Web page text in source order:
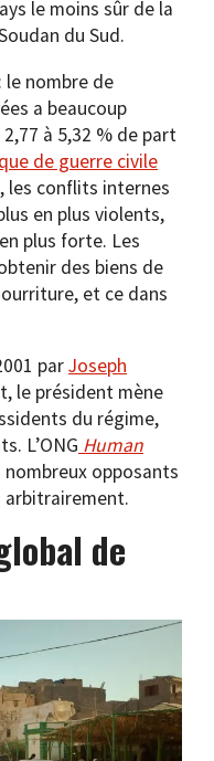
le moins sûr de la
du Sud.
nombre de
a beaucoup
à 5,32 % de part
de guerre civile
les conflits internes
en plus violents,
plus forte. Les
des biens de
et ce dans
parJoseph
le président mène
du régime,
L’ONG Human
nombreux opposants
arbitrairement.
de